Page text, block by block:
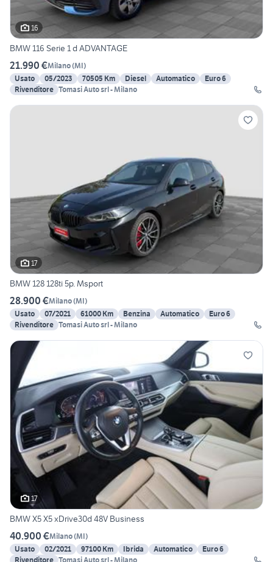
16
BMW 116 Serie 1 d ADVANTAGE
21.990 €Milano(MI)
Usato
05/2023 70505 Km Diesel Automatico
Euro 6
Rivenditore Tomasi Auto srl - Milano
17
BMW 128 128ti 5p. Msport
28.900 €Milano(MI)
Usato
07/2021 61000 Km Benzina Automatico
Euro 6
Rivenditore Tomasi Auto srl - Milano
17
BMW X5 X5 xDrive30d 48V Business
40.900 €Milano(MI)
Usato
02/2021 97100 Km Ibrida Automatico
Euro 6
Rivenditore Tomasi Auto srl - Milano